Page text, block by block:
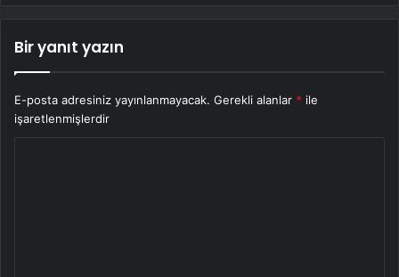
Bir yanıt yazın
E-posta adresiniz yayınlanmayacak. Gerekli alanlar * ile
işaretlenmişlerdir